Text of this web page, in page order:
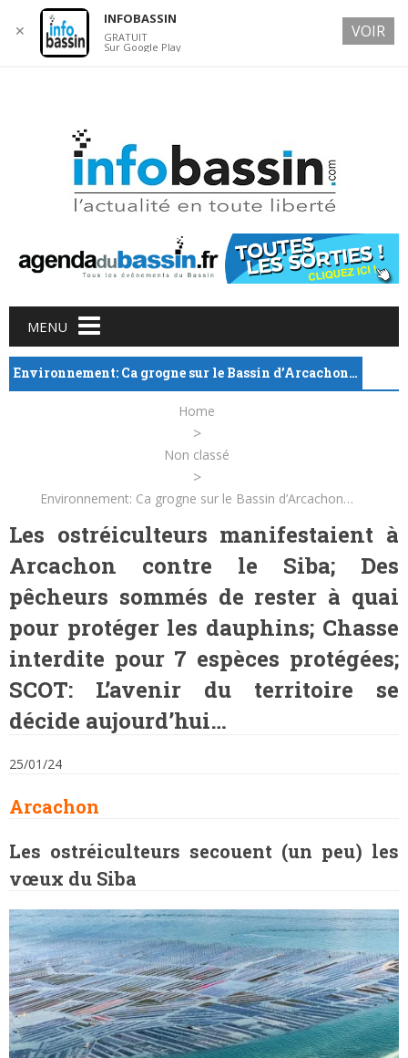
Main menu
content
MENU
Environnement: Ca grogne sur le Bassin d’Arcachon…
Home
>
Non classé
>
Environnement: Ca grogne sur le Bassin d’Arcachon…
Les ostréiculteurs manifestaient à
Arcachon contre le Siba; Des
pêcheurs sommés de rester à quai
pour protéger les dauphins; Chasse
interdite pour 7 espèces protégées;
SCOT: L’avenir du territoire se
décide aujourd’hui…
25/01/24
Arcachon
Les ostréiculteurs secouent (un peu) les
vœux du Siba
✕
INFOBASSIN
GRATUIT
Sur Google Play
VOIR